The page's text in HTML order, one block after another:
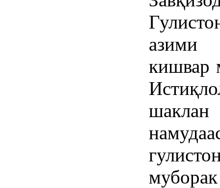
азими
кишвар